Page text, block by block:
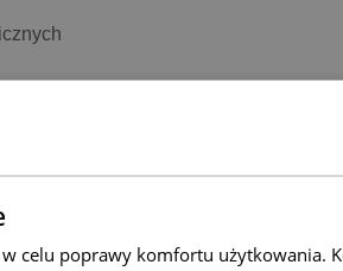
celu poprawy komfortu użytkowania.